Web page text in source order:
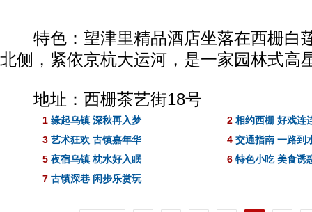
特色：望津里精品酒店坐落在西栅白
北侧，紧依京杭大运河，是一家园林式高
地址：西栅茶艺街18号
1 缘起乌镇 深秋再入梦 2 相约西栅 好戏连
3 艺术狂欢 古镇嘉年华 4 交通指南 一路到
5 夜宿乌镇 枕水好入眠 6 特色小吃 美食诱
7 古镇深巷 闲步乐赏玩